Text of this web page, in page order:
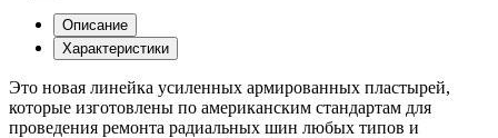
Описание
Характеристики
Это новая линейка усиленных армированных пластырей,
которые изготовлены по американским стандартам для
проведения ремонта радиальных шин любых типов и